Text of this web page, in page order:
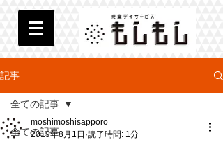
記事
全ての記事
全ての記事
moshimoshisapporo
2019年8月1日 読了時間: 1分